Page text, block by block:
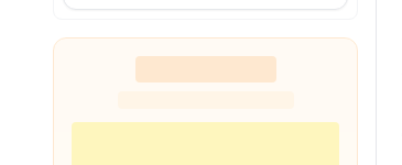
शोभायात्रा, शिवलिंग
प्राण-प्रतिष्ठा महोत्सव
शुरू